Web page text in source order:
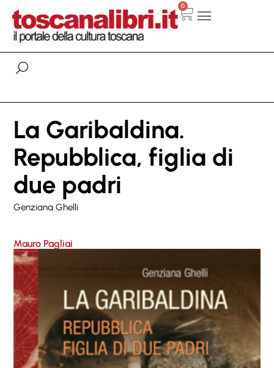
0
La Garibaldina.
Repubblica, figlia di
due padri
Genziana Ghelli
Mauro Pagliai